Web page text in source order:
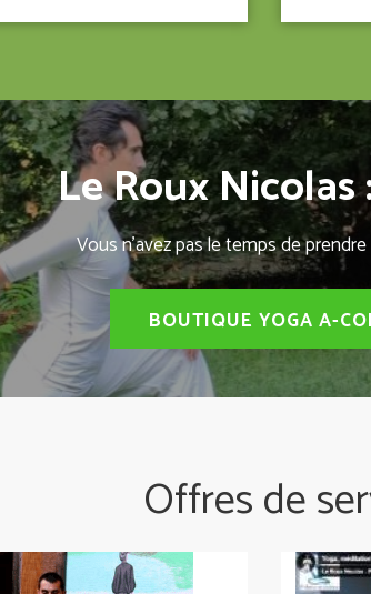
Le Roux
Vous n'avez pas le temps de
BOUTIQUE YOGA A-
Offres de